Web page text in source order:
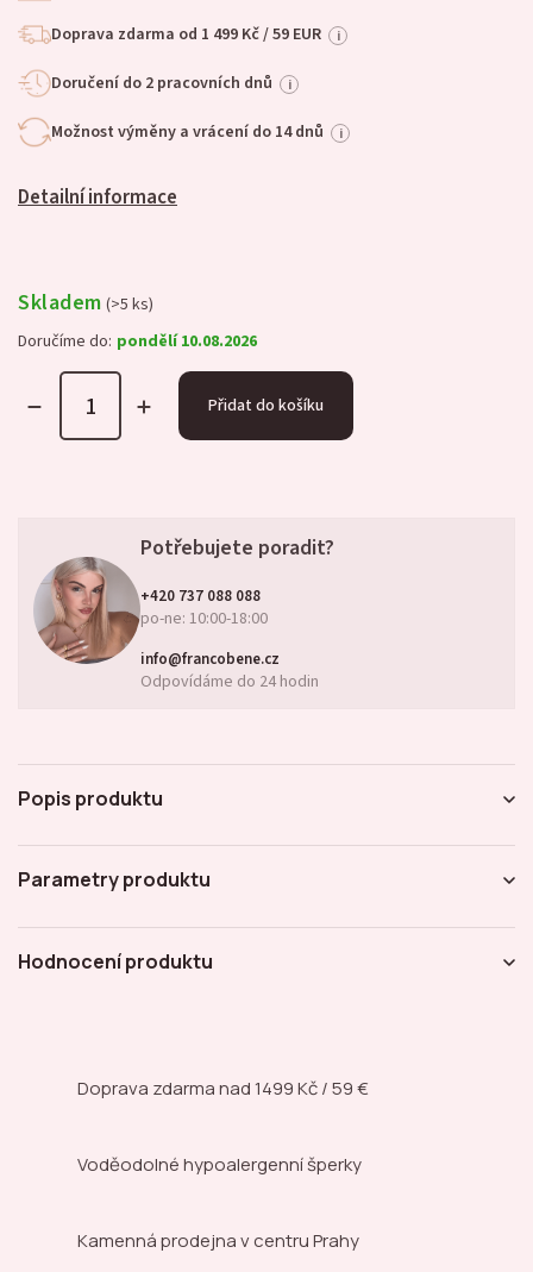
Doprava zdarma od 1 499 Kč / 59 EUR i
Doručení do 2 pracovních dnů i
Možnost výměny a vrácení do 14 dnů i
Detailní informace
Skladem (>5 ks)
Doručíme do: pondělí 10.08.2026
Přidat do košíku
Potřebujete poradit?
+420 737 088 088
po-ne: 10:00-18:00
info@francobene.cz
Odpovídáme do 24 hodin
Popis produktu
Parametry produktu
Hodnocení produktu
Doprava zdarma nad1499 Kč / 59 €
Voděodolné hypoalergenní šperky
Kamenná prodejnav centru Prahy